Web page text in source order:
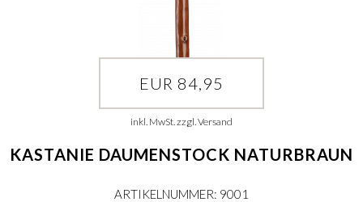
EUR 84,95
inkl. MwSt. zzgl. Versand
KASTANIE DAUMENSTOCK NATURBRAUN
ARTIKELNUMMER: 9001